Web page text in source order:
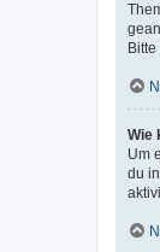
Wie
Um
du